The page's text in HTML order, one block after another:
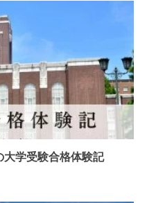
大学受験合格体験記